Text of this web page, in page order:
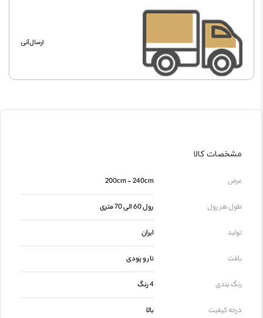
ارسال‌آنی
مشخصات کالا
عرض 200cm - 240cm
طول هر رول رول 60 الی 70 متری
تولید ایران
بافت تار و پودی
رنگ بندی 4 رنگ
درجه کیفیت بالا